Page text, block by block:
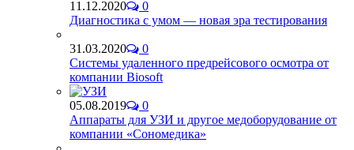
11.12.2020
0
Диагностика с умом — новая эра тестирования
31.03.2020
0
Системы удаленного предрейсового осмотра от
компании Biosoft
05.08.2019
0
Аппараты для УЗИ и другое медоборудование от
компании «Сономедика»